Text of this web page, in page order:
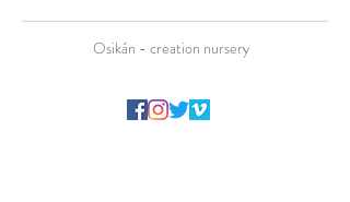
Osikán - creation nursery